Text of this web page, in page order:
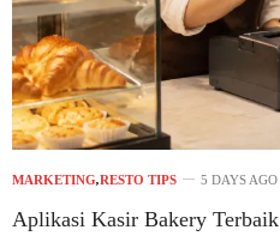
MARKETING,RESTO TIPS 5 DAYS AGO
Aplikasi Kasir Bakery